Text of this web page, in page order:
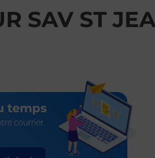
SAV ST
temps
courrier